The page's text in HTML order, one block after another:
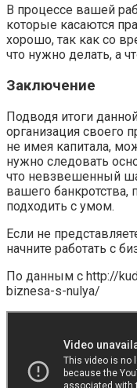
В процессе вашей
которые касаются
хорошо, так как со
что нужно делать, а
Заключение
Подводя итоги
организация своего
не имея капитала,
нужно следовать
что невзвешенный
вашего
подходить с умом.
Если не
начните работать с
По данным с http://
biznesa-s-nulya/